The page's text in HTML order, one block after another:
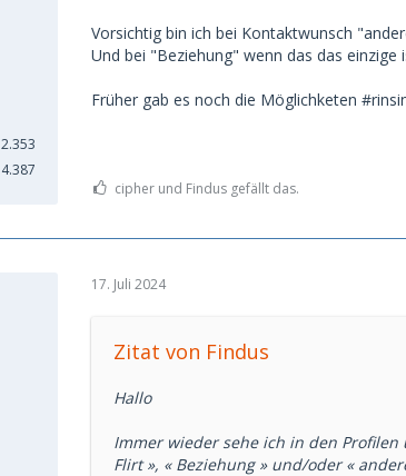
2.353
4.387
Vorsichtig bin ich bei Kontaktwunsch
Und bei "Beziehung" wenn das das
Früher gab es noch die Möglichketen
cipher und Findus gefällt das.
17. Juli 2024
Zitat von Findus
Hallo
Immer wieder sehe ich in den
Flirt », « Beziehung » und/oder «